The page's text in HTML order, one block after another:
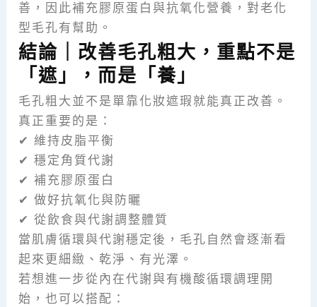
善，因此補充膠原蛋白與抗氧化營養，對老化
型毛孔有幫助。
結論｜改善毛孔粗大，重點不是
「遮」，而是「養」
毛孔粗大並不是單靠化妝遮瑕就能真正改善。
真正重要的是：
✔ 維持皮脂平衡
✔ 穩定角質代謝
✔ 補充膠原蛋白
✔ 做好抗氧化與防曬
✔ 從飲食與代謝調整體質
當肌膚循環與代謝穩定後，毛孔自然會逐漸看
起來更細緻、乾淨、有光澤。
若想進一步從內在代謝與有機酸循環調理開
始，也可以搭配：